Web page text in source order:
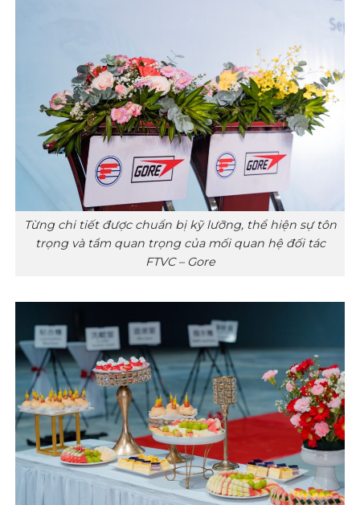
Từng chi tiết được chuẩn bị kỹ lưỡng, thể hiện sự tôn
trọng và tầm quan trọng của mối quan hệ đối tác
FTVC – Gore